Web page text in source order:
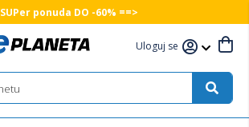
SUPer ponuda DO -60% ==>
Uloguj se